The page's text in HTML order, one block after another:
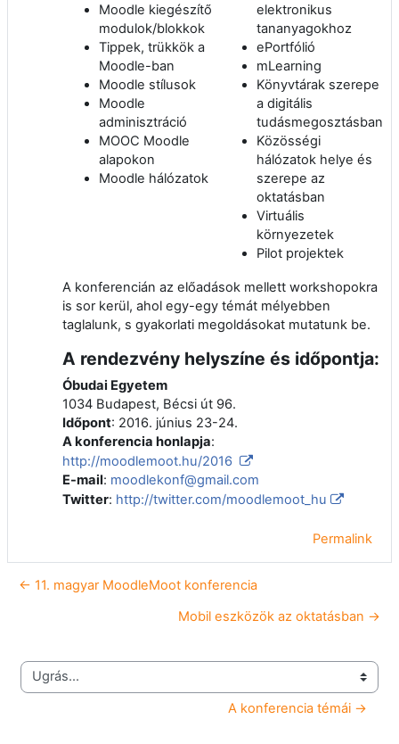
Moodle kiegészítő
modulok/blokkok
Tippek, trükkök a
Moodle-ban
Moodle stílusok
Moodle
adminisztráció
MOOC Moodle
alapokon
Moodle hálózatok
elektronikus
tananyagokhoz
ePortfólió
mLearning
Könyvtárak szerepe
a digitális
tudásmegosztásban
Közösségi
hálózatok helye és
szerepe az
oktatásban
Virtuális
környezetek
Pilot projektek
A konferencián az előadások mellett workshopokra
is sor kerül, ahol egy-egy témát mélyebben
taglalunk, s gyakorlati megoldásokat mutatunk be.
A rendezvény helyszíne és időpontja:
Óbudai Egyetem
1034 Budapest, Bécsi út 96.
Időpont: 2016. június 23-24.
A konferencia honlapja:
http://moodlemoot.hu/2016
E-mail: moodlekonf@gmail.com
Twitter: http://twitter.com/moodlemoot_hu
Permalink
← 11. magyar MoodleMoot konferencia
Mobil eszközök az oktatásban →
Ugrás...
A konferencia témái →